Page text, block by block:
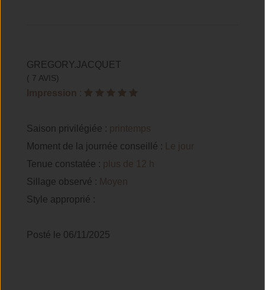
GREGORY.JACQUET
( 7 AVIS)
Impression :
Saison privilégiée : printemps
Moment de la journée conseillé :
Le jour
Tenue constatée : plus de 12 h
Sillage observé : Moyen
Style approprié :
Posté le 06/11/2025